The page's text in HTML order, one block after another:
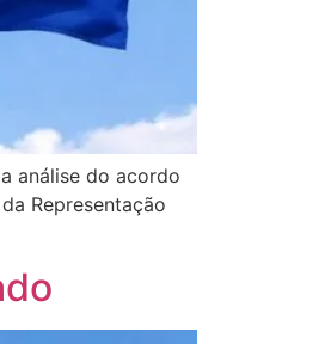
análise do acordo
Representação